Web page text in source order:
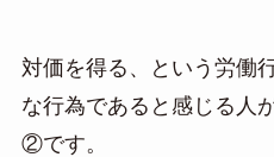
対価を得る、という労働
な行為であると感じる人
②です。